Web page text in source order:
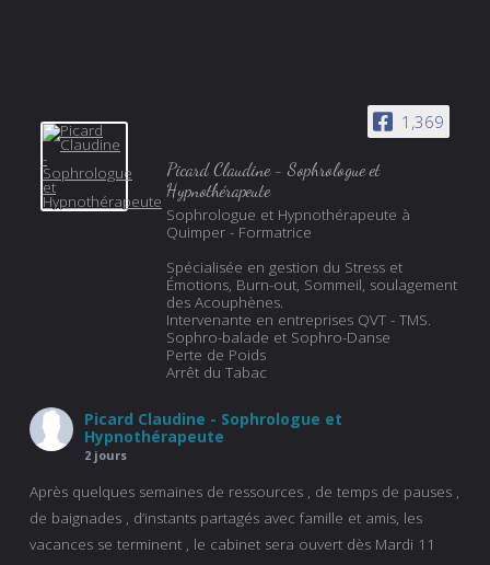
1,369
Picard Claudine - Sophrologue et
Hypnothérapeute
Sophrologue et Hypnothérapeute à
Quimper - Formatrice
Spécialisée en gestion du Stress et
Émotions, Burn-out, Sommeil, soulagement
des Acouphènes.
Intervenante en entreprises QVT - TMS.
Sophro-balade et Sophro-Danse
Perte de Poids
Arrêt du Tabac
Picard Claudine - Sophrologue et
Hypnothérapeute
2 jours
Après quelques semaines de ressources , de temps de pauses ,
de baignades , d’instants partagés avec famille et amis, les
vacances se terminent , le cabinet sera ouvert dès Mardi 11